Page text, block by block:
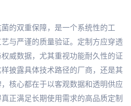
的双重保障，是一个系统性的工
与严谨的质量验证。定制方应穿透
威数据，尤其重视功能耐久性的证
披露具体技术路径的厂商，还是其
核心都在于以客观数据和透明供应
正满足长期使用需求的高品质定制